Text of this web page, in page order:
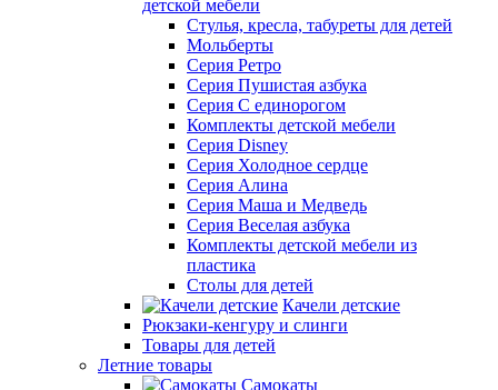
детской мебели
Стулья, кресла, табуреты для детей
Мольберты
Серия Ретро
Серия Пушистая азбука
Серия С единорогом
Комплекты детской мебели
Серия Disney
Серия Холодное сердце
Серия Алина
Серия Маша и Медведь
Серия Веселая азбука
Комплекты детской мебели из
пластика
Столы для детей
Качели детские
Рюкзаки-кенгуру и слинги
Товары для детей
Летние товары
Самокаты